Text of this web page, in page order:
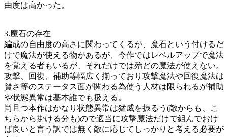
由度は高かった。
3.魔石の存在
編成の自由度の高さに関わってくるが、魔石という付けるだ
けで魔法が使える物があるが、今作ではレベルアップで魔法
を覚える者もいるが、それだけでは殆どの魔法が使えない。
攻撃、回復、補助等幅広く揃っており攻撃魔法や回復魔法は
賢さ等のステータス面が関わる為使う人材は限られるが補助
や状態異常は基本誰でも扱える。
尚且つ本作はかなり状態異常は猛威を振るう(敵からも、こ
ちらから掛ける分も)ので適当に攻撃魔法だけで組んでおけ
ば良いと言う訳では無く敵に応じてしっかりと考える必要が